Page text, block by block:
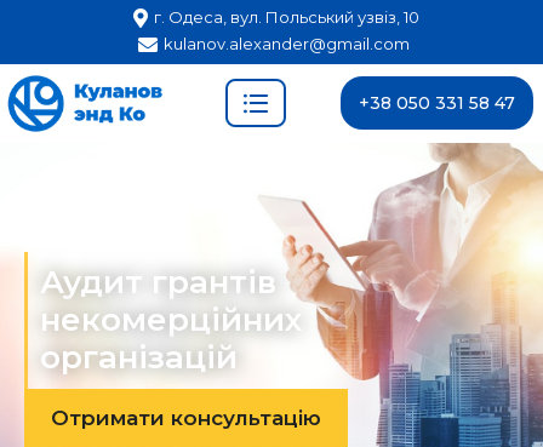
г. Одеса, вул. Польський узвіз, 10
kulanov.alexander@gmail.com
+38 050 331 58 47
Аудит грантів
некомерційних
організацій
Отримати консультацію